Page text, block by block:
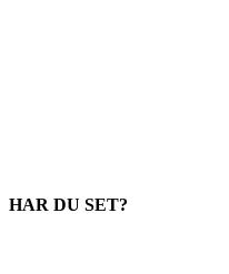
HAR DU SET?